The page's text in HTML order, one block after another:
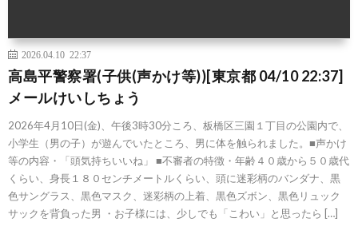
2026.04.10 22:37
高島平警察署(子供(声かけ等))[東京都 04/10 22:37]
メールけいしちょう
2026年4月10日(金)、午後3時30分ころ、板橋区三園１丁目の公園内で、
小学生（男の子）が遊んでいたところ、男に体を触られました。■声かけ
等の内容・「頭気持ちいいね」 ■不審者の特徴・年齢４０歳から５０歳代
くらい、身長１８０センチメートルくらい、頭に迷彩柄のバンダナ、黒
色サングラス、黒色マスク、迷彩柄の上着、黒色ズボン、黒色リュック
サックを背負った男 ・お子様には、少しでも「こわい」と思ったら […]